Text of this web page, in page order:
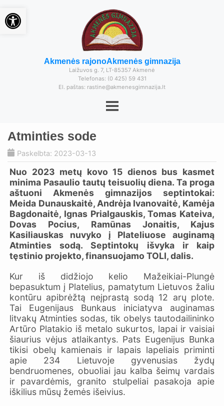
Akmenės rajonoAkmenės gimnazija
Laižuvos g. 7, LT-85357 Akmenė
Telefonas: (0 425) 59 431
El. paštas: rastine@akmenesgimnazija.lt
Atminties sode
Paskelbta: 2023-03-13
Nuo 2023 metų kovo 15 dienos bus kasmet
minima Pasaulio tautų teisuolių diena. Ta proga
aštuoni Akmenės gimnazijos septintokai:
Meida Dunauskaitė, Andrėja Ivanovaitė, Kamėja
Bagdonaitė, Ignas Prialgauskis, Tomas Kateiva,
Dovas Pocius, Ramūnas Jonaitis, Kajus
Kasiliauskas nuvyko į Plateliuose auginamą
Atminties sodą. Septintokų išvyka ir kaip
tęstinio projekto, finansuojamo TOLI, dalis.
Kur iš didžiojo kelio Mažeikiai-Plungė
bepasuktum į Platelius, pamatytum Lietuvos žaliu
kontūru apibrėžtą neįprastą sodą 12 arų plote.
Tai Eugenijaus Bunkaus iniciatyva auginamas
litvakų Atminties sodas, tik obelys tautodailininko
Artūro Platakio iš metalo sukurtos, lapai ir vaisiai
šiaurius vėjus atlaikantys. Pats Eugenijus Bunka
tikisi obelų kamienais ir lapais lapeliais priminti
apie 234 Lietuvoje gyvenusias žydų
bendruomenes, obuoliai jau kalba šeimų vardais
ir pavardėmis, granito stulpeliai pasakoja apie
iškilius mūsų žemės išeivius.
Open toolbar